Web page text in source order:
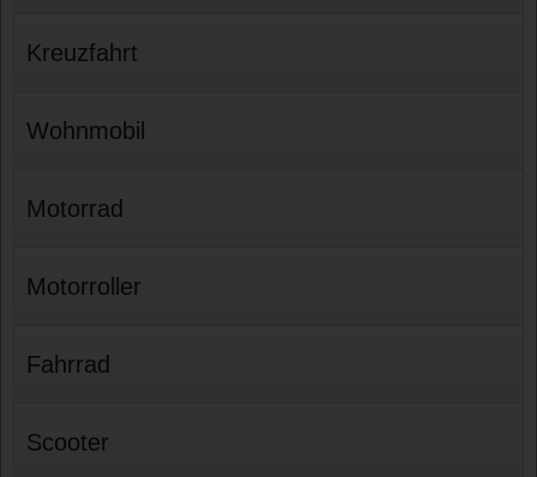
Kreuzfahrt
Wohnmobil
Motorrad
Motorroller
Fahrrad
Scooter